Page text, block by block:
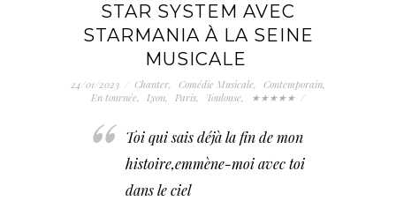
STAR SYSTEM AVEC
STARMANIA À LA SEINE
MUSICALE
24/01/2023 / Chanter, Comédie Musicale, Contemporain,
En tournée, Lyon, Paris, Toulouse, ★★★★★ /
Toi qui sais déjà la fin de mon
histoire,emmène-moi avec toi
dans le ciel